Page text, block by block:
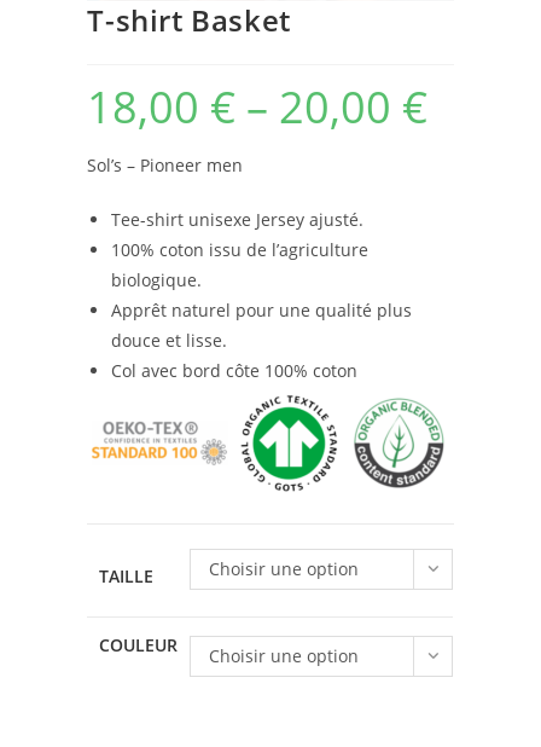
T-shirt Basket
18,00 € – 20,00 €
Sol’s – Pioneer men
Tee-shirt unisexe Jersey ajusté.
100% coton issu de l’agriculture
biologique.
Apprêt naturel pour une qualité plus
douce et lisse.
Col avec bord côte 100% coton
TAILLE Choisir une option
COULEUR Choisir une option